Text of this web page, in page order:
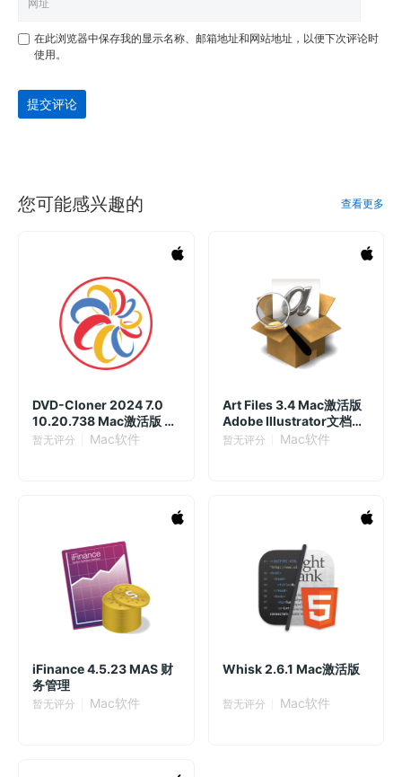
在此浏览器中保存我的显示名称、邮箱地址和网站地址，以便下次评论时
使用。
提交评论
您可能感兴趣的 查看更多
DVD-Cloner 2024 7.0
10.20.738 Mac激活版 专
业 DVD 复制软件
暂无评分 Mac软件
Art Files 3.4 Mac激活版
Adobe Illustrator文档集
合应用
暂无评分 Mac软件
iFinance 4.5.23 MAS 财
务管理
暂无评分 Mac软件
Whisk 2.6.1 Mac激活版
暂无评分 Mac软件